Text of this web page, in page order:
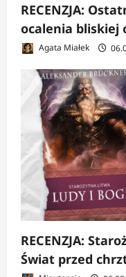
RECENZJA:
ocalenia bliskiej
Agata Miałek
RECENZJA:
Świat przed